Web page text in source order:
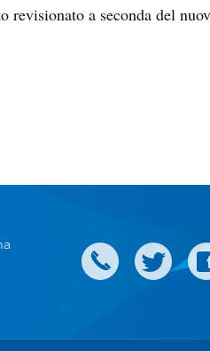
revisionato a seconda del